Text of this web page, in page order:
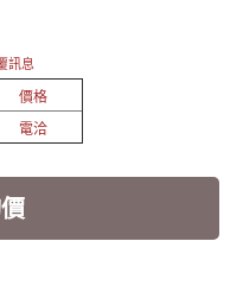
訊息
價格
電洽